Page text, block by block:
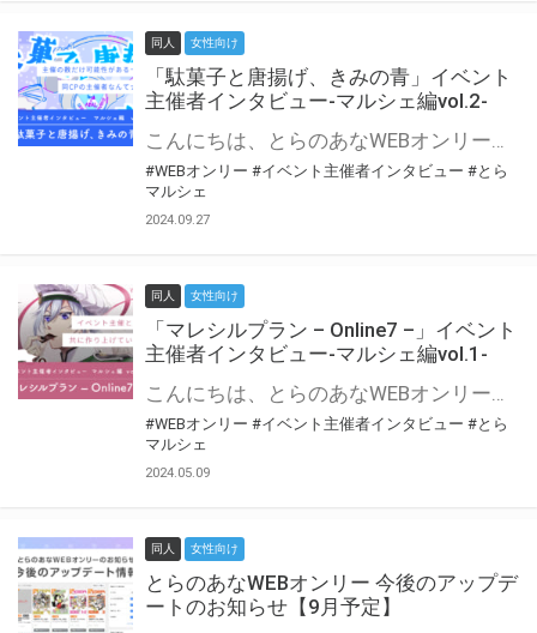
同人 女性向け
「駄菓子と唐揚げ、きみの青」イベント
主催者インタビュー-マルシェ編vol.2-
こんにちは、とらのあなWEBオンリー運営スタッフです。 新たにお届けする、イベント主催者インタビュー-マルシェ編-は、 とらのあなWEBオンリー「マルシェ」をご利用の主催様に 「マルシェ」を使ってイベントを開催した感想や心がけをお聞きする企画です。 今回は、WEBオンリー初開催「駄菓子と唐揚げ、きみの青」より、 主催のぎこ六屋様にお話を伺いました。 協力：ぎこ六屋様／イベント公式Twitter（@krkgwks） とらのあなWEBオンリー「マルシェ」とは？ WEBオンリーでリアルタイムでコミュニケーションがとれるオンライン会場です。
#WEBオンリー #イベント主催者インタビュー #とら
マルシェ
2024.09.27
同人 女性向け
「マレシルプラン – Online7 –」イベント
主催者インタビュー-マルシェ編vol.1-
こんにちは、とらのあなWEBオンリー運営スタッフです。 新たにお届けする、イベント主催者インタビュー-マルシェ編-は、 とらのあなWEBオンリー「マルシェ」をご利用した主催様に 「マルシェ」を使って開催した感想や心がけをお聞きする企画です。 今回は、WEBオンリー開催7回目迎えた「マレシルプラン – Online7 –」より、 主催の玉川うた様にお話を伺いました。 ▼マレシルプランのインタビュー前回記事 「イベント主催者インタビュー vol.6」はこちら 協力：玉川うた様（マレシルプラン実行委員会 代表）／イベント公式Twitter（@mallesil_plan） とらのあなWEBオンリー「マルシェ」とは？ WEBオンリーでリアルタイムでコミュニケーションがとれるオンライン会場です。
#WEBオンリー #イベント主催者インタビュー #とら
マルシェ
2024.05.09
同人 女性向け
とらのあなWEBオンリー 今後のアップデ
ートのお知らせ【9月予定】